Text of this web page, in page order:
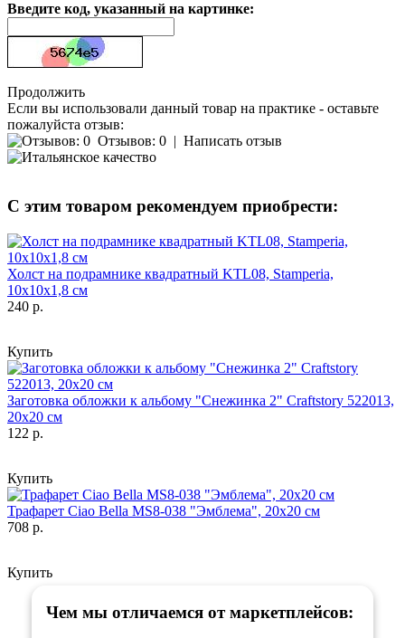
Введите код, указанный на картинке:
Продолжить
Если вы использовали данный товар на практике - оставьте
пожалуйста отзыв:
Отзывов: 0 | Написать отзыв
С этим товаром рекомендуем приобрести:
Холст на подрамнике квадратный KTL08, Stamperia,
10х10х1,8 см
240 р.
Купить
Заготовка обложки к альбому "Снежинка 2" Craftstory 522013,
20х20 см
122 р.
Купить
Трафарет Ciao Bella MS8-038 "Эмблема", 20х20 см
708 р.
Купить
Чем мы отличаемся от маркетплейсов: